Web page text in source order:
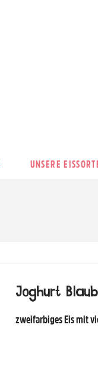
UNSERE
Joghurt
zweifarbiges Eis mit